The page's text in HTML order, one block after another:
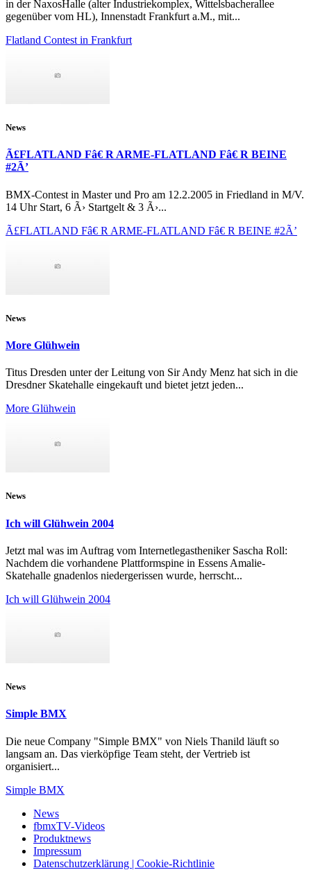
in der NaxosHalle (alter Industriekomplex, Wittelsbacherallee
gegenüber vom HL), Innenstadt Frankfurt a.M., mit...
Flatland Contest in Frankfurt
News
Ã£FLATLAND Fâ€ R ARME-FLATLAND Fâ€ R BEINE
#2Ã’
BMX-Contest in Master und Pro am 12.2.2005 in Friedland in M/V.
14 Uhr Start, 6 Ã› Startgelt & 3 Ã›...
Ã£FLATLAND Fâ€ R ARME-FLATLAND Fâ€ R BEINE #2Ã’
News
More Glühwein
Titus Dresden unter der Leitung von Sir Andy Menz hat sich in die
Dresdner Skatehalle eingekauft und bietet jetzt jeden...
More Glühwein
News
Ich will Glühwein 2004
Jetzt mal was im Auftrag vom Internetlegastheniker Sascha Roll:
Nachdem die vorhandene Plattformspine in Essens Amalie-
Skatehalle gnadenlos niedergerissen wurde, herrscht...
Ich will Glühwein 2004
News
Simple BMX
Die neue Company "Simple BMX" von Niels Thanild läuft so
langsam an. Das vierköpfige Team steht, der Vertrieb ist
organisiert...
Simple BMX
News
fbmxTV-Videos
Produktnews
Impressum
Datenschutzerklärung | Cookie-Richtlinie